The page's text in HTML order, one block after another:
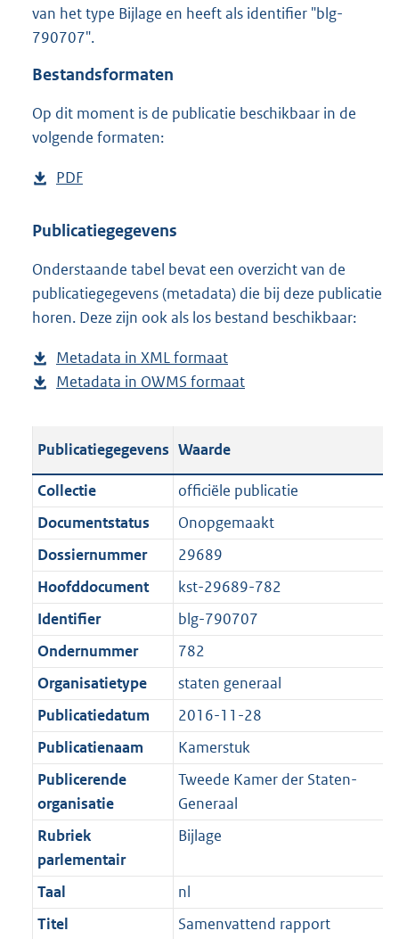
4
van het type Bijlage en heeft als identifier "blg-
790707".
Bestandsformaten
Op dit moment is de publicatie beschikbaar in de
volgende formaten:
D
w
l
o
a
p
u
l
c
t
i
e
n
f
o
r
m
a
a
t
PDF
s
a
n
d
g
r
o
t
:
4
4
4
K
b
Publicatiegegevens
Onderstaande tabel bevat een overzicht van de
publicatiegegevens (metadata) die bij deze publicatie
horen. Deze zijn ook als los bestand beschikbaar:
Metadata in XML formaat
e
a
n
d
s
r
o
o
t
e
1
K
b
Metadata in OWMS formaat
a
n
d
g
r
o
t
t
e
:
1
K
b
Publicatiegegevens Waarde
Collectie
officiële publicatie
Documentstatus
Onopgemaakt
Dossiernummer
29689
Hoofddocument
kst-29689-782
Identifier
blg-790707
Ondernummer
782
Organisatietype
staten generaal
Publicatiedatum
2016-11-28
Publicatienaam
Kamerstuk
Publicerende
organisatie
Tweede Kamer der Staten-
Generaal
Rubriek
parlementair
Bijlage
Taal
nl
Titel
Samenvattend rapport